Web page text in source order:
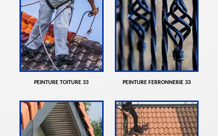
PEINTURE TOITURE 33 PEINTURE FERRONNERIE 33